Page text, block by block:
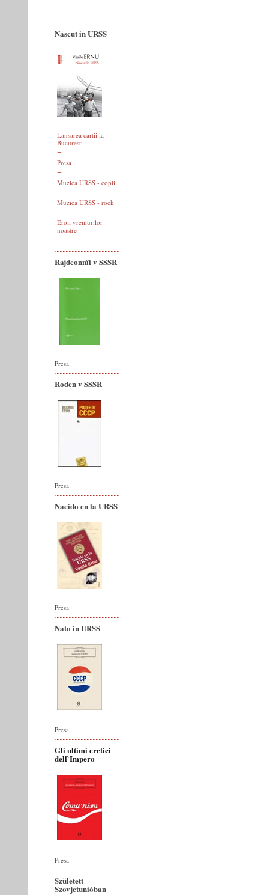
Nascut in URSS
Lansarea cartii la
Bucuresti
Presa
Muzica URSS - copii
Muzica URSS - rock
Eroii vremurilor
noastre
Rajdeonnîi v SSSR
Presa
Roden v SSSR
Presa
Nacido en la URSS
Presa
Nato in URSS
Presa
Gli ultimi eretici
dell`Impero
Presa
Született
Szovjetunióban